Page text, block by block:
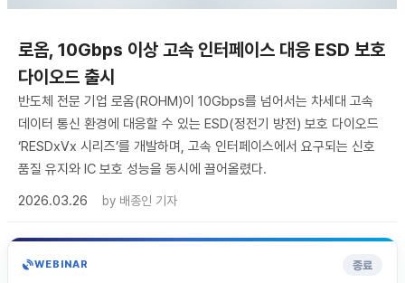
로옴, 10Gbps 이상 고속 인터페이스 대응 ESD 보호
다이오드 출시
반도체 전문 기업 로옴(ROHM)이 10Gbps를 넘어서는 차세대 고속
데이터 통신 환경에 대응할 수 있는 ESD(정전기 방전) 보호 다이오드
‘RESDxVx 시리즈’를 개발하며, 고속 인터페이스에서 요구되는 신호
품질 유지와 IC 보호 성능을 동시에 끌어올렸다.
2026.03.26
by 배종인 기자
WEBINAR 종료